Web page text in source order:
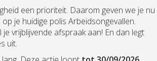
een prioriteit. Daarom geven we je nu
op je huidige polis Arbeidsongevallen.
vrijblijvende afspraak aan! En dan legt
uit.